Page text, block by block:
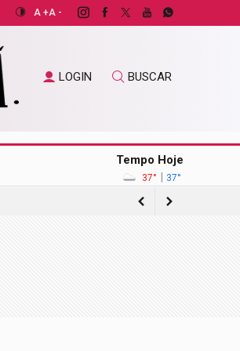
A +A -
LOGIN BUSCAR
Tempo Hoje
37° | 37°